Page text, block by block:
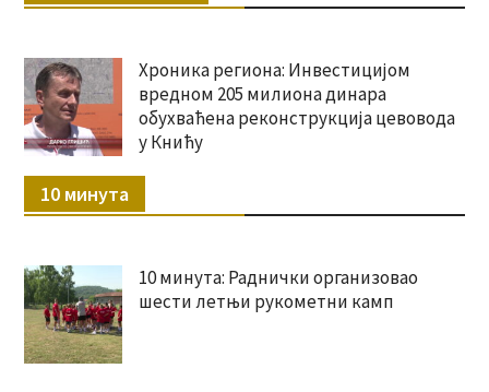
Хроника региона: Инвестицијом
вредном 205 милиона динара
обухваћена реконструкција цевовода
у Книћу
10 минута
10 минута: Раднички организовао
шести летњи рукометни камп